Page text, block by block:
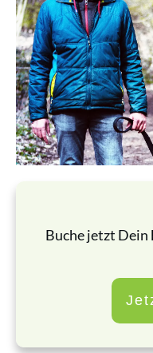
Buche jetzt Dein